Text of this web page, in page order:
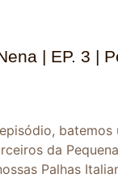
| EP. 3 |
batemos
da
Palhas